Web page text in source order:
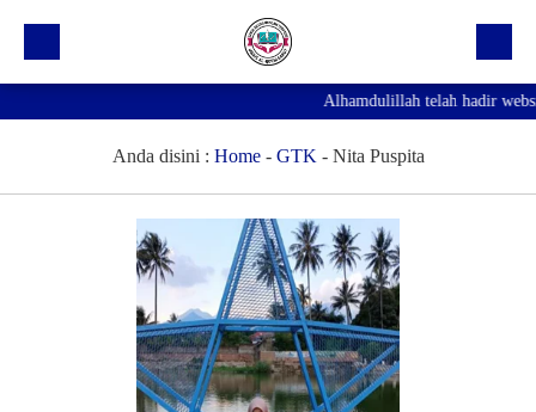
Profil Sekolah
Kegiatan Ekskul
Pengumuman
Alhamdulillah telah hadir
Anda disini : Home- GTK - Nita Puspita